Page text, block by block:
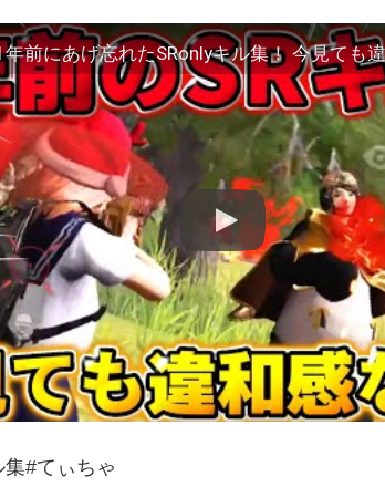
前にあげ忘れたSRonlyキル集！ 今見ても
#てぃちゃ